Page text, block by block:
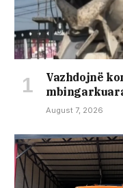
Vazhdojnë
August 7, 2026